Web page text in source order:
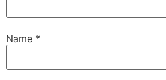
Name *